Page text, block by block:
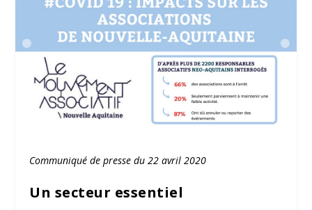
Communiqué de presse du 22 avril 2020
Un secteur essentiel